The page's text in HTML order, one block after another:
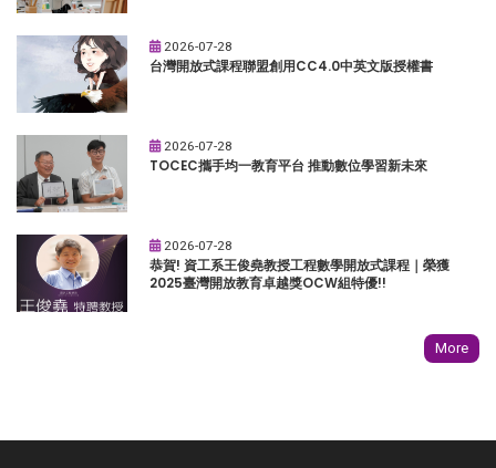
2026-07-28
台灣開放式課程聯盟創用CC4.0中英文版授權書
2026-07-28
TOCEC攜手均一教育平台 推動數位學習新未來
2026-07-28
恭賀! 資工系王俊堯教授工程數學開放式課程｜榮獲
2025臺灣開放教育卓越獎OCW組特優!!
More